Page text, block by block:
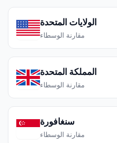
الولايات المتحدة
مقارنة الوسطاء
المملكة المتحدة
مقارنة الوسطاء
سنغافورة
مقارنة الوسطاء